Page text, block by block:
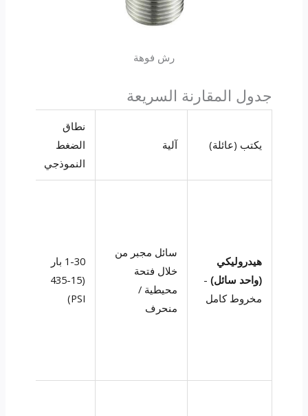
رش فوهة
جدول المقارنة السريعة
يكتب (عائلة) آلية
نطاق
الضغط
النموذجي
هيدروليكي
(واحد سائل) -
مخروط كامل
سائل مجبر من
خلال فتحة
محيطية /
منحرف
1-30 بار
(15-435
PSI)